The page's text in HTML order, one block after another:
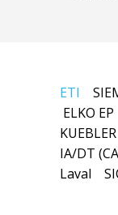
ETI
ELKO EP
KUEBLER
IA/DT
Laval